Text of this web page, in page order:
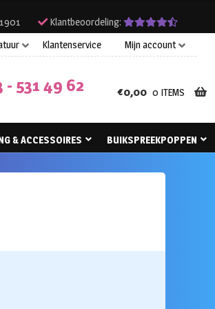
Klantbeoordeling:
Klantenservice Mijn account
- 531 49 62 €0,00 0 ITEMS
& ACCESSOIRES
BUIKSPREEKPOPPEN